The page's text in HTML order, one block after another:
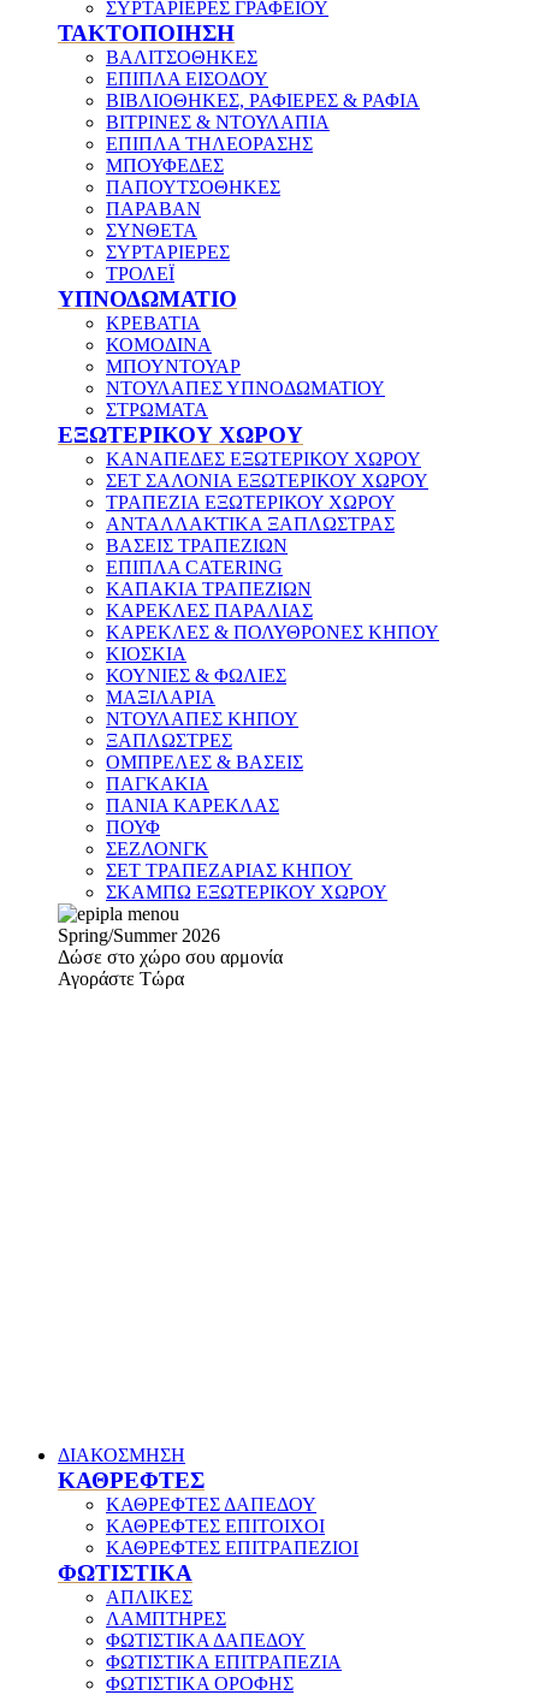
ΣΥΡΤΑΡΙΕΡΕΣ ΓΡΑΦΕΙΟΥ
ΤΑΚΤΟΠΟΙΗΣΗ
ΒΑΛΙΤΣΟΘΗΚΕΣ
ΕΠΙΠΛΑ ΕΙΣΟΔΟΥ
ΒΙΒΛΙΟΘΗΚΕΣ, ΡΑΦΙΕΡΕΣ & ΡΑΦΙΑ
ΒΙΤΡΙΝΕΣ & ΝΤΟΥΛΑΠΙΑ
ΕΠΙΠΛΑ ΤΗΛΕΟΡΑΣΗΣ
ΜΠΟΥΦΕΔΕΣ
ΠΑΠΟΥΤΣΟΘΗΚΕΣ
ΠΑΡΑΒΑΝ
ΣΥΝΘΕΤΑ
ΣΥΡΤΑΡΙΕΡΕΣ
ΤΡΟΛΕΪ
ΥΠΝΟΔΩΜΑΤΙΟ
ΚΡΕΒΑΤΙΑ
ΚΟΜΟΔΙΝΑ
ΜΠΟΥΝΤΟΥΑΡ
ΝΤΟΥΛΑΠΕΣ ΥΠΝΟΔΩΜΑΤΙΟΥ
ΣΤΡΩΜΑΤΑ
ΕΞΩΤΕΡΙΚΟΥ ΧΩΡΟΥ
ΚΑΝΑΠΕΔΕΣ ΕΞΩΤΕΡΙΚΟΥ ΧΩΡΟΥ
ΣΕΤ ΣΑΛΟΝΙΑ ΕΞΩΤΕΡΙΚΟΥ ΧΩΡΟΥ
ΤΡΑΠΕΖΙΑ ΕΞΩΤΕΡΙΚΟΥ ΧΩΡΟΥ
ΑΝΤΑΛΛΑΚΤΙΚΑ ΞΑΠΛΩΣΤΡΑΣ
ΒΑΣΕΙΣ ΤΡΑΠΕΖΙΩΝ
ΕΠΙΠΛΑ CATERING
ΚΑΠΑΚΙΑ ΤΡΑΠΕΖΙΩΝ
ΚΑΡΕΚΛΕΣ ΠΑΡΑΛΙΑΣ
ΚΑΡΕΚΛΕΣ & ΠΟΛΥΘΡΟΝΕΣ ΚΗΠΟΥ
ΚΙΟΣΚΙΑ
ΚΟΥΝΙΕΣ & ΦΩΛΙΕΣ
ΜΑΞΙΛΑΡΙΑ
ΝΤΟΥΛΑΠΕΣ ΚΗΠΟΥ
ΞΑΠΛΩΣΤΡΕΣ
ΟΜΠΡΕΛΕΣ & ΒΑΣΕΙΣ
ΠΑΓΚΑΚΙΑ
ΠΑΝΙΑ ΚΑΡΕΚΛΑΣ
ΠΟΥΦ
ΣΕΖΛΟΝΓΚ
ΣΕΤ ΤΡΑΠΕΖΑΡΙΑΣ ΚΗΠΟΥ
ΣΚΑΜΠΩ ΕΞΩΤΕΡΙΚΟΥ ΧΩΡΟΥ
Spring/Summer 2026
Δώσε στο χώρο σου αρμονία
Αγοράστε Τώρα
ΔΙΑΚΟΣΜΗΣΗ
ΚΑΘΡΕΦΤΕΣ
ΚΑΘΡΕΦΤΕΣ ΔΑΠΕΔΟΥ
ΚΑΘΡΕΦΤΕΣ ΕΠΙΤΟΙΧΟΙ
ΚΑΘΡΕΦΤΕΣ ΕΠΙΤΡΑΠΕΖΙΟΙ
ΦΩΤΙΣΤΙΚΑ
ΑΠΛΙΚΕΣ
ΛΑΜΠΤΗΡΕΣ
ΦΩΤΙΣΤΙΚΑ ΔΑΠΕΔΟΥ
ΦΩΤΙΣΤΙΚΑ ΕΠΙΤΡΑΠΕΖΙΑ
ΦΩΤΙΣΤΙΚΑ ΟΡΟΦΗΣ